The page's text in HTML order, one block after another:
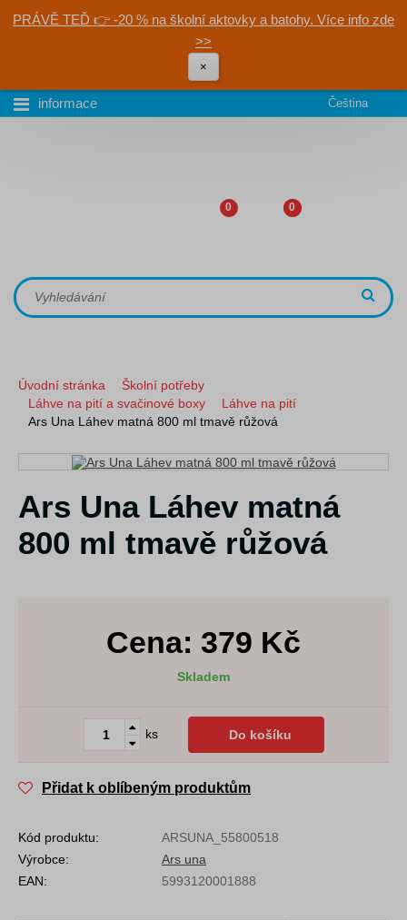
PRÁVĚ TEĎ 👉 -20 % na školní aktovky a batohy. Více info zde
>>
×
informace Čeština
0 0
Úvodní stránka
Školní potřeby
Láhve na pití a svačinové boxy
Láhve na pití
Ars Una Láhev matná 800 ml tmavě růžová
Ars Una Láhev matná
800 ml tmavě růžová
Cena: 379 Kč
Skladem
ks Do košíku
Přidat k oblíbeným produktům
Kód produktu:
ARSUNA_55800518
Výrobce:
Ars una
EAN:
5993120001888